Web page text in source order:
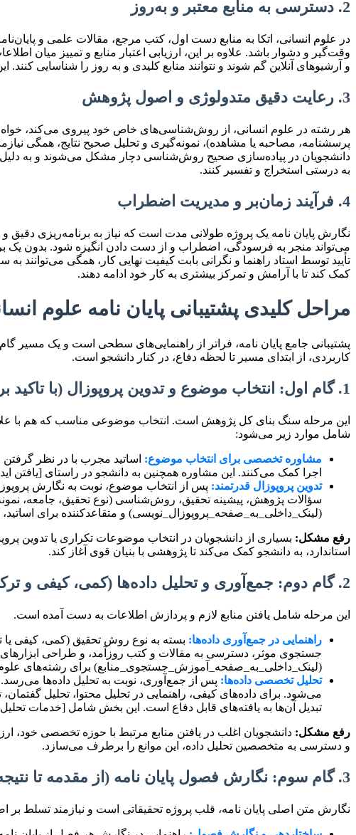
2. دسترسی به منابع معتبر و به‌روز
در علوم انسانی، اتکا به منابع دست اول، کتب مرجع، مقالات علمی و
وقت‌گیر و دشوار باشد. علاوه بر این، ارزیابی اعتبار منابع و تمییز میان
و آرشیوهای آنلاین گم شوند و نتوانند منابع کلیدی و به روز را شناسایی
3. رعایت دقیق متدولوژی و اصول پژوهش
هر رشته در علوم انسانی، از روش‌شناسی‌های خاص خود پیروی می‌کند، خواه
پرسشنامه، مصاحبه یا مشاهده)، نمونه‌گیری و تحلیل صحیح نتایج، همگی
به درستی استخراج و تفسیر کنند.
4. فرآیند زمان‌بر و مدیریت اضطراب
نگارش پایان نامه یک پروژه طولانی مدت است که نیاز به برنامه‌ریزی
می‌تواند منجر به فرسودگی، اضطراب و از دست دادن انگیزه شود. بدون یک
تأیید توسط استاد راهنما و نگرانی بابت کیفیت نهایی کار، همگی
کمک کند تا با آرامش و تمرکز بیشتری به کار خود ادامه دهند.
مراحل کلیدی پشتیبانی پایان نامه علوم
پشتیبانی جامع پایان نامه، فراتر از راهنمایی‌های سطحی است و یک مسیر
کاربردی، از ابتدای مسیر تا لحظه دفاع، در کنار دانشجو است.
1. گام اول: انتخاب موضوع و تدوین پروپوزال (با تاکید بر خلاقیت و نوآوری)
این مرحله سنگ بنای کل پژوهش است. انتخاب موضوعی مناسب که هم با
شامل موارد زیر می‌شود:
مشاوره تخصصی برای انتخاب موضوع: اساتید مجرب با در نظر
اجرا کمک می‌کنند. این مشاوره همچنین به دانشجو در راستای
تدوین پروپوزال قدرتمند: پس از انتخاب موضوع، نوبت به نگارش
سؤالات پژوهش، پیشینه تحقیق، روش‌شناسی (نوع تحقیق، جامعه،
(لینک_داخلی_به_صفحه_پروپوزال_نویسی) و متقاعدکننده برای
رفع مشکل: بسیاری از دانشجویان در انتخاب موضوعات تکراری یا تدوین
استاندارد، به دانشجو کمک می‌کند تا پژوهشی با بنیان قوی آغاز کند.
2. گام دوم: جمع‌آوری و تحلیل داده‌ها (کمی، کیفی و ترکیبی)
این مرحله شامل یافتن منابع لازم و پردازش اطلاعات به دست آمده است.
راهنمایی در جمع‌آوری داده‌ها: بسته به نوع روش تحقیق (کمی، کیفی یا
جستجوی موثر، دسترسی به مقالات و کتب روزآمد، و طراحی
(لینک_داخلی_به_صفحه_آموزش_جستجوی_منابع) برای رشته‌های علوم
تحلیل تخصصی داده‌ها:
تبدیل آن‌ها به یافته‌های قابل دفاع است. این بخش شامل [خدمات
رفع مشکل: دانشجویان اغلب در یافتن منابع مرتبط با حوزه تخصصی خود،
و دسترسی به متخصصین تحلیل داده، این موانع را برطرف می‌سازد.
3. گام سوم: نگارش فصول پایان نامه (از مقدمه تا نتیجه‌گیری)
نگارش متن اصلی پایان نامه، قلب پروژه تحقیقاتی است و نیازمند تسلط